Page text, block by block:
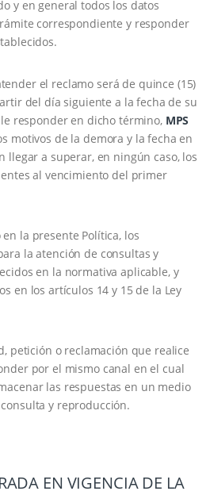
y en general todos los datos
correspondiente y responder
el reclamo será de quince (15)
del día siguiente a la fecha de su
responder en dicho término, MPS
motivos de la demora y la fecha en
llegar a superar, en ningún caso, los
al vencimiento del primer
la presente Política, los
la atención de consultas y
en la normativa aplicable, y
en los artículos 14 y 15 de la Ley
petición o reclamación que realice
por el mismo canal en el cual
las respuestas en un medio
y reproducción.
EN VIGENCIA DE LA